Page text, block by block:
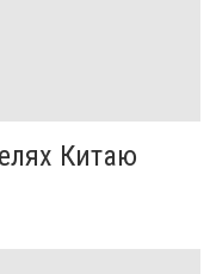
Китаю